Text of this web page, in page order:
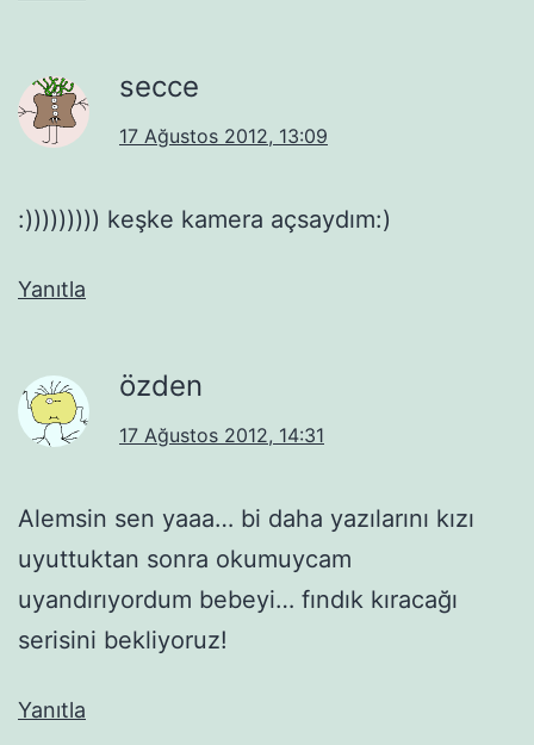
secce
17 Ağustos 2012, 13:09
:))))))))) keşke kamera açsaydım:)
Yanıtla
özden
17 Ağustos 2012, 14:31
Alemsin sen yaaa… bi daha yazılarını kızı
uyuttuktan sonra okumuycam
uyandırıyordum bebeyi… fındık kıracağı
serisini bekliyoruz!
Yanıtla